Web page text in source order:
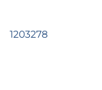
1203278